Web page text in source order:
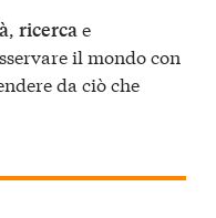
ricerca e
il mondo con
da ciò che